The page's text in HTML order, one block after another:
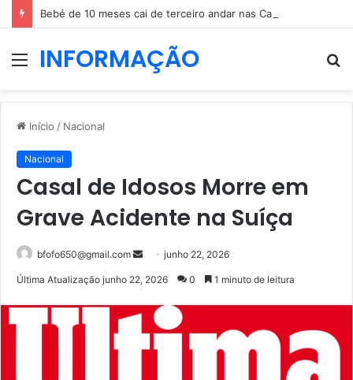
MenuINFORMAÇÃO
Início / Nacional
Nacional
Casal de Idosos Morre em
Grave Acidente na Suíça
bfofo650@gmail.com
Mande
mail
junho 22, 2026
Última Atualização junho 22, 2026 0 1 minuto de leitura